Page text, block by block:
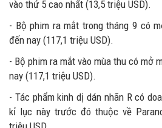
vào thứ 5 cao nhất (13,5 triệu USD).
- Bộ phim ra mắt trong tháng 9 có
đến nay (117,1 triệu USD).
- Bộ phim ra mắt vào mùa thu có mở
nay (117,1 triệu USD).
- Tác phẩm kinh dị dán nhãn R có
kỉ lục này trước đó thuộc về